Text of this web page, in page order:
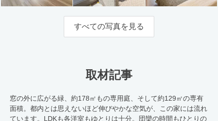
すべての写真を見る
取材記事
窓の外に広がる緑、約178㎡もの専用庭、そして約129㎡の専有
面積。都内とは思えないほど伸びやかな空気が、この家には流れ
ています。LDKも各洋室もゆとりは十分。団欒の時間もひとりの